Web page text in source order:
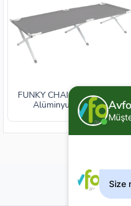
FUNKY CHAIRS Katlanabilir
Alüminyum Kampet
Size